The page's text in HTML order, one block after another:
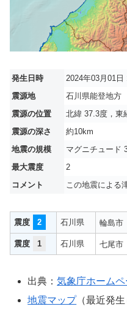
発生日時
2024年03月01日
震源地
石川県能登地方
震源の位置
北緯 37.3度，東
震源の深さ
約10km
地震の規模
マグニチュード
最大震度
2
コメント
この地震による
震度 2 石川県 輪島市
震度 1 石川県 七尾市
出典：気象庁ホームペ
地震マップ（最近発